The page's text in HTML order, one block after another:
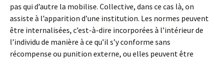
pas qui d’autre la mobilise. Collective, dans ce cas là, on
assiste à l’apparition d’une institution. Les normes peuvent
être internalisées, c’est-à-dire incorporées à l’intérieur de
l’individu de manière à ce qu’il s’y conforme sans
récompense ou punition externe, ou elles peuvent être